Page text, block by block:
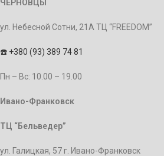
ЧЕРНОВЦЫ
ул. Небесной Сотни, 21А ТЦ “FREEDOM”
☎️ +380 (93) 389 74 81
Пн – Bc: 10.00 – 19.00
Ивано-Франковск
ТЦ “Бельведер”
ул. Галицкая, 57 г. Ивано-Франковск